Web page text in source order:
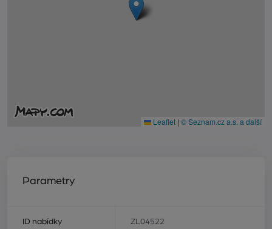
Leaflet | © Seznam.cz a.s. a další
Parametry
ID nabídky ZL04522